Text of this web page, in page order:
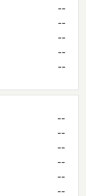
--
--
--
--
--
--
--
--
--
--
--